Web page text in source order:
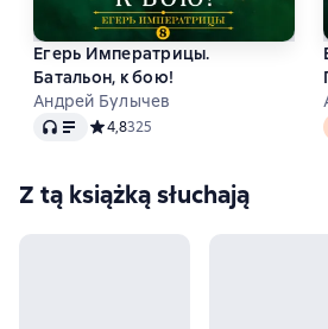
Егерь Императрицы.
Батальон, к бою!
Андрей Булычев
Audio Средний рейтинг 4,8 на основе
4,8325
Z tą książką słuchają